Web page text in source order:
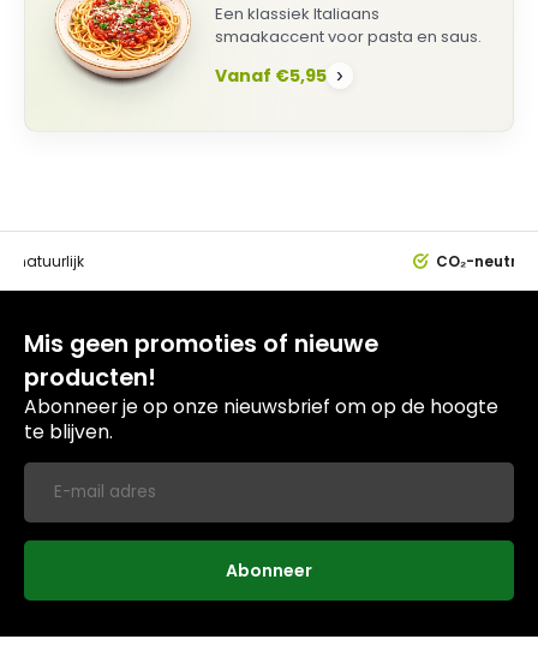
Een klassiek Italiaans
smaakaccent voor pasta en saus.
Vanaf €5,95 ›
natuurlijk CO₂-
Mis geen promoties of nieuwe
producten!
Abonneer je op onze nieuwsbrief om op de hoogte
te blijven.
Abonneer